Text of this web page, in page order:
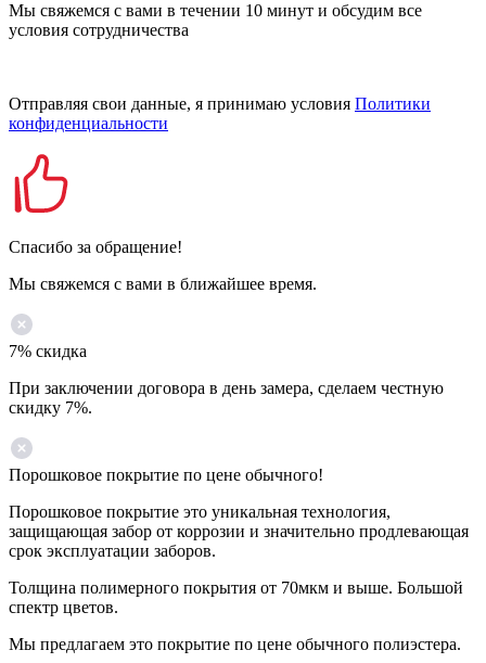
Мы свяжемся с вами в течении 10 минут и обсудим все
условия сотрудничества
Отправляя свои данные, я принимаю условия Политики
конфиденциальности
Спасибо за обращение!
Мы свяжемся с вами в ближайшее время.
7% скидка
При заключении договора в день замера, сделаем честную
скидку 7%.
Порошковое покрытие по цене обычного!
Порошковое покрытие это уникальная технология,
защищающая забор от коррозии и значительно продлевающая
срок эксплуатации заборов.
Толщина полимерного покрытия от 70мкм и выше. Большой
спектр цветов.
Мы предлагаем это покрытие по цене обычного полиэстера.